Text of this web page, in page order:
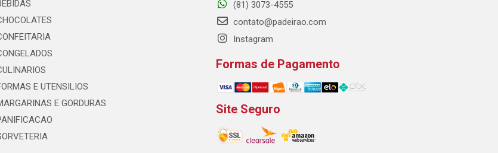
E UTENSILIOS
E GORDURAS
(81) 3073-4555
contato@padeirao.com
Instagram
Formas de Pagamento
Site Seguro